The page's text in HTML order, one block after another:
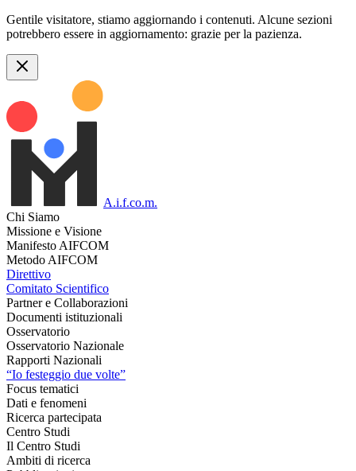
Gentile visitatore, stiamo aggiornando i contenuti. Alcune sezioni
potrebbero essere in aggiornamento: grazie per la pazienza.
A.i.f.co.m.
Chi Siamo
Missione e Visione
Manifesto AIFCOM
Metodo AIFCOM
Direttivo
Comitato Scientifico
Partner e Collaborazioni
Documenti istituzionali
Osservatorio
Osservatorio Nazionale
Rapporti Nazionali
“Io festeggio due volte”
Focus tematici
Dati e fenomeni
Ricerca partecipata
Centro Studi
Il Centro Studi
Ambiti di ricerca